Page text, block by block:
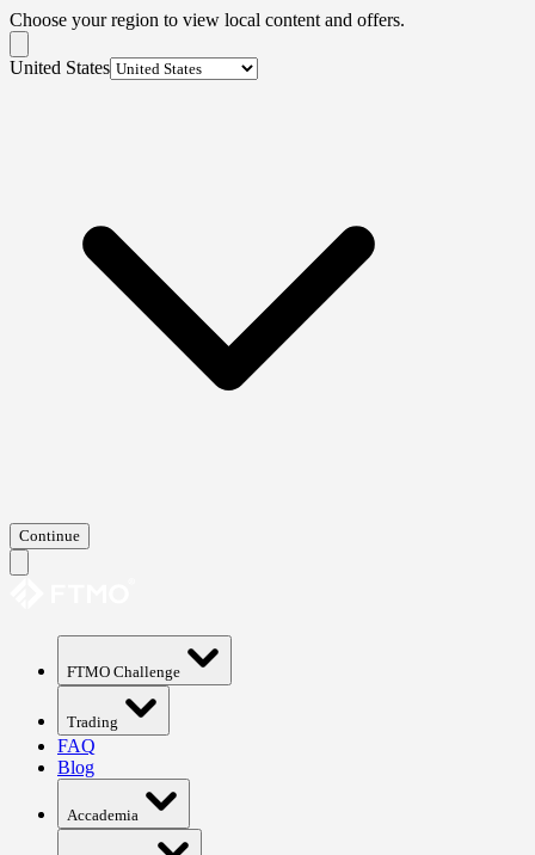
Choose your region to view local content and offers.
United States
Continue
FTMO Challenge
Trading
FAQ
Blog
Accademia